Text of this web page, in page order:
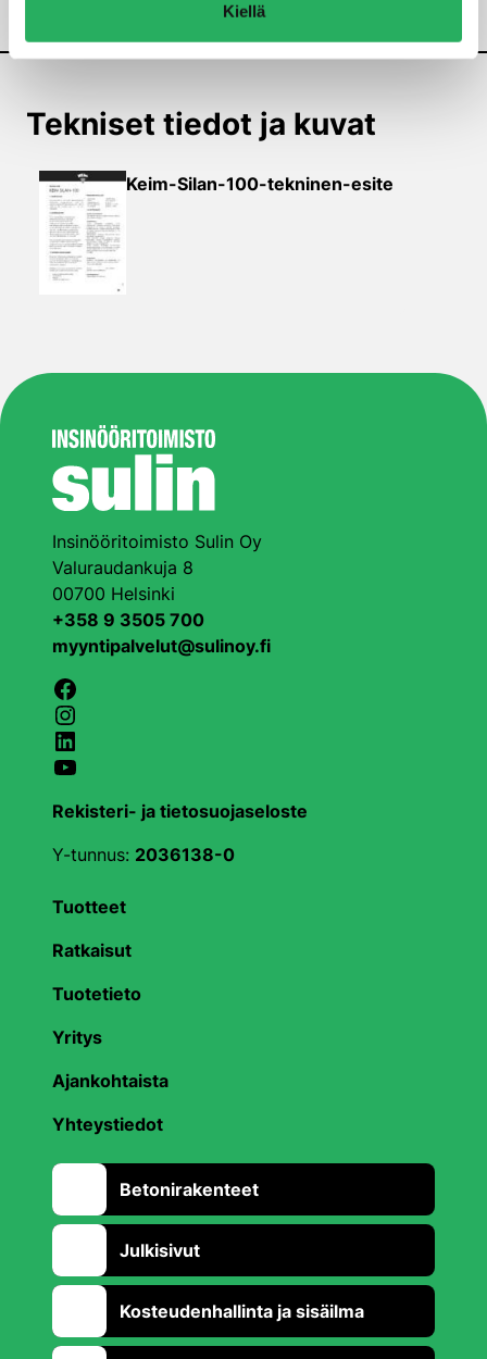
Kiellä
Tekniset tiedot ja kuvat
Keim-Silan-100-tekninen-esite
Insinööritoimisto Sulin Oy
Valuraudankuja 8
00700 Helsinki
+358 9 3505 700
myyntipalvelut@sulinoy.fi
Facebook
Instagram
LinkedIn
YouTube
Rekisteri- ja tietosuojaseloste
Y-tunnus: 2036138-0
Tuotteet
Ratkaisut
Tuotetieto
Yritys
Ajankohtaista
Yhteystiedot
Betonirakenteet
Julkisivut
Kosteudenhallinta ja sisäilma